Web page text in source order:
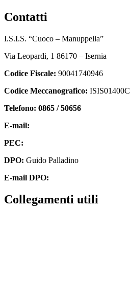
contatti
I.S.I.S. “Cuoco – Manuppella”
Via Leopardi, 1 86170 – Isernia
Codice Fiscale: 90041740946
Codice Meccanografico: ISIS01400C
Telefono: 0865 / 50656
E-mail:
PEC:
DPO: Guido Palladino
E-mail DPO:
collegamenti utili